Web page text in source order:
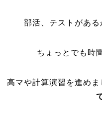
部活、テストがある
ちょっとでも時
高マや計算演習を進めま